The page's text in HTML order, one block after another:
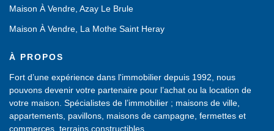
Maison À Vendre, Azay Le Brule
Maison À Vendre, La Mothe Saint Heray
À PROPOS
Fort d’une expérience dans l'immobilier depuis 1992, nous
pouvons devenir votre partenaire pour l’achat ou la location de
votre maison. Spécialistes de l’immobilier ; maisons de ville,
appartements, pavillons, maisons de campagne, fermettes et
commerces, terrains constructibles…